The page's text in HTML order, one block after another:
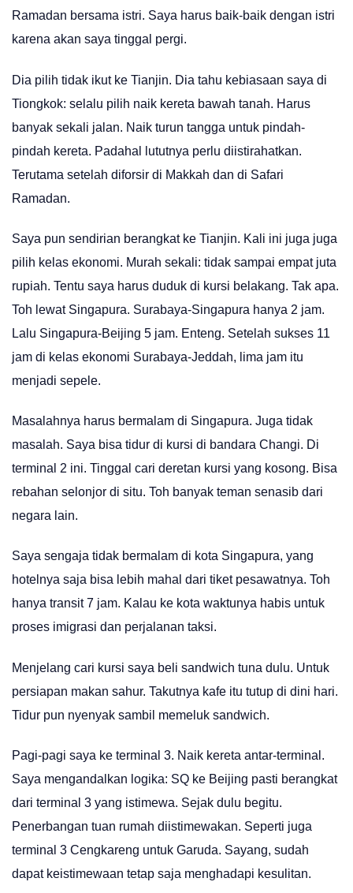
Ramadan bersama istri. Saya harus baik-baik dengan istri
karena akan saya tinggal pergi.
Dia pilih tidak ikut ke Tianjin. Dia tahu kebiasaan saya di
Tiongkok: selalu pilih naik kereta bawah tanah. Harus
banyak sekali jalan. Naik turun tangga untuk pindah-
pindah kereta. Padahal lututnya perlu diistirahatkan.
Terutama setelah diforsir di Makkah dan di Safari
Ramadan.
Saya pun sendirian berangkat ke Tianjin. Kali ini juga juga
pilih kelas ekonomi. Murah sekali: tidak sampai empat juta
rupiah. Tentu saya harus duduk di kursi belakang. Tak apa.
Toh lewat Singapura. Surabaya-Singapura hanya 2 jam.
Lalu Singapura-Beijing 5 jam. Enteng. Setelah sukses 11
jam di kelas ekonomi Surabaya-Jeddah, lima jam itu
menjadi sepele.
Masalahnya harus bermalam di Singapura. Juga tidak
masalah. Saya bisa tidur di kursi di bandara Changi. Di
terminal 2 ini. Tinggal cari deretan kursi yang kosong. Bisa
rebahan selonjor di situ. Toh banyak teman senasib dari
negara lain.
Saya sengaja tidak bermalam di kota Singapura, yang
hotelnya saja bisa lebih mahal dari tiket pesawatnya. Toh
hanya transit 7 jam. Kalau ke kota waktunya habis untuk
proses imigrasi dan perjalanan taksi.
Menjelang cari kursi saya beli sandwich tuna dulu. Untuk
persiapan makan sahur. Takutnya kafe itu tutup di dini hari.
Tidur pun nyenyak sambil memeluk sandwich.
Pagi-pagi saya ke terminal 3. Naik kereta antar-terminal.
Saya mengandalkan logika: SQ ke Beijing pasti berangkat
dari terminal 3 yang istimewa. Sejak dulu begitu.
Penerbangan tuan rumah diistimewakan. Seperti juga
terminal 3 Cengkareng untuk Garuda. Sayang, sudah
dapat keistimewaan tetap saja menghadapi kesulitan.